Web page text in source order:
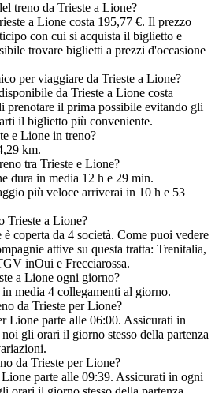
treno da Trieste a Lione?
a Lione costa 195,77 €. Il prezzo
con cui si acquista il biglietto e
trovare biglietti a prezzi d'occasione
per viaggiare da Trieste a Lione?
da Trieste a Lione costa
prenotare il prima possibile evitando gli
il biglietto più conveniente.
e Lione in treno?
km.
tra Trieste e Lione?
dura in media 12 h e 29 min.
più veloce arriverai in 10 h e 53
Trieste a Lione?
coperta da 4 società. Come puoi vedere
attive su questa tratta: Trenitalia,
inOui e Frecciarossa.
a Lione ogni giorno?
media 4 collegamenti al giorno.
da Trieste per Lione?
Lione parte alle 06:00. Assicurati in
gli orari il giorno stesso della partenza
da Trieste per Lione?
parte alle 09:39. Assicurati in ogni